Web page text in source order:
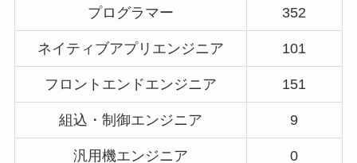
プログラマー 352
ネイティブアプリエンジニア 101
フロントエンドエンジニア 151
組込・制御エンジニア 9
汎用機エンジニア 0